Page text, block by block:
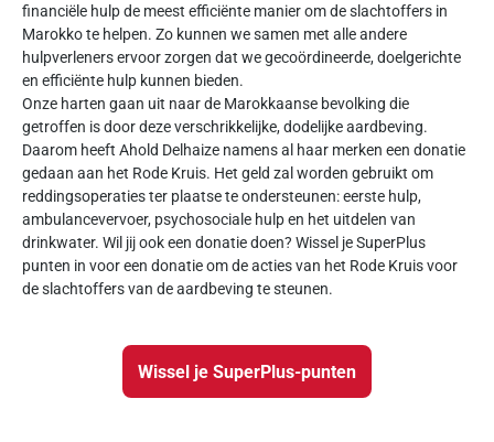
financiële hulp de meest efficiënte manier om de slachtoffers in
Marokko te helpen. Zo kunnen we samen met alle andere
hulpverleners ervoor zorgen dat we gecoördineerde, doelgerichte
en efficiënte hulp kunnen bieden.
Onze harten gaan uit naar de Marokkaanse bevolking die
getroffen is door deze verschrikkelijke, dodelijke aardbeving.
Daarom heeft Ahold Delhaize namens al haar merken een donatie
gedaan aan het Rode Kruis. Het geld zal worden gebruikt om
reddingsoperaties ter plaatse te ondersteunen: eerste hulp,
ambulancevervoer, psychosociale hulp en het uitdelen van
drinkwater. Wil jij ook een donatie doen? Wissel je SuperPlus
punten in voor een donatie om de acties van het Rode Kruis voor
de slachtoffers van de aardbeving te steunen.
Wissel je SuperPlus-punten